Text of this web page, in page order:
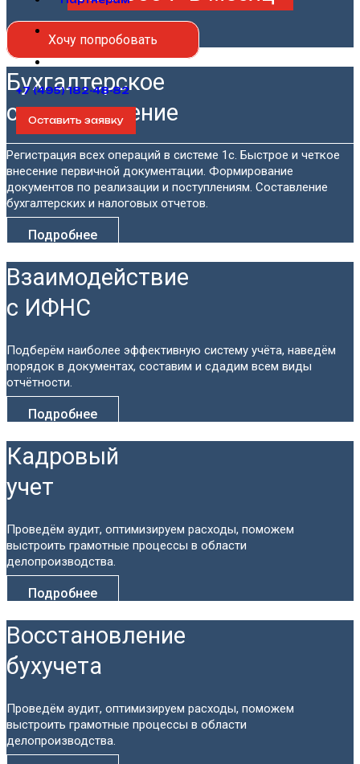
+7 (495) 182-48-82
Оставить заявку
Хочу попробовать
Бухгалтерское
сопровождение
Регистрация всех операций в системе 1с. Быстрое и четкое
внесение первичной документации. Формирование
документов по реализации и поступлениям. Составление
бухгалтерских и налоговых отчетов.
Подробнее
Взаимодействие
с ИФНС
Подберём наиболее эффективную систему учёта, наведём
порядок в документах, составим и сдадим всем виды
отчётности.
Подробнее
Кадровый
учет
Проведём аудит, оптимизируем расходы, поможем
выстроить грамотные процессы в области
делопроизводства.
Подробнее
Восстановление
бухучета
Проведём аудит, оптимизируем расходы, поможем
выстроить грамотные процессы в области
делопроизводства.